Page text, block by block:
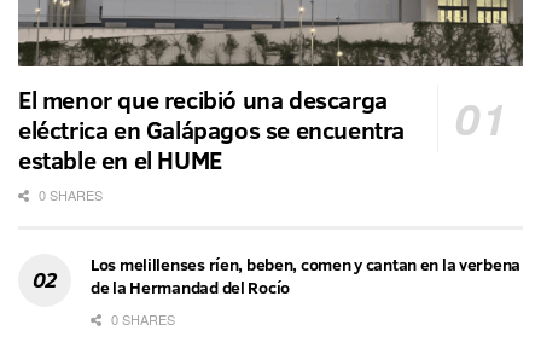
El menor que recibió una descarga
eléctrica en Galápagos se encuentra
estable en el HUME
0 SHARES
Los melillenses ríen, beben, comen y cantan en la verbena
de la Hermandad del Rocío
0 SHARES